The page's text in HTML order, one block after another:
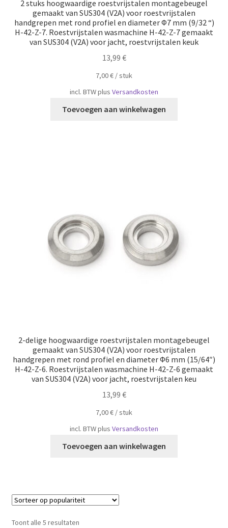
2 stuks hoogwaardige roestvrijstalen montagebeugel
gemaakt van SUS304 (V2A) voor roestvrijstalen
handgrepen met rond profiel en diameter Φ7 mm (9/32 “)
H-42-Z-7. Roestvrijstalen wasmachine H-42-Z-7 gemaakt
van SUS304 (V2A) voor jacht, roestvrijstalen keuk
13,99 €
7,00€ /​​stuk
incl. BTWplus Versandkosten
Toevoegen aan winkelwagen
2-delige hoogwaardige roestvrijstalen montagebeugel
gemaakt van SUS304 (V2A) voor roestvrijstalen
handgrepen met rond profiel en diameter Φ6 mm (15/64″)
H-42-Z-6. Roestvrijstalen wasmachine H-42-Z-6 gemaakt
van SUS304 (V2A) voor jacht, roestvrijstalen keu
13,99 €
7,00€ /​​stuk
incl. BTWplus Versandkosten
Toevoegen aan winkelwagen
Toont alle 5 resultatenGesorteerd